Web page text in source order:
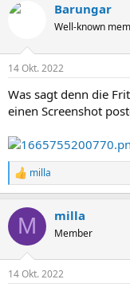
k
e
:
Barungar
Well-known
14 Okt. 2022
Was sagt denn die
einen Screenshot
R
e
k
i
e
milla
M milla
Member
14 Okt. 2022